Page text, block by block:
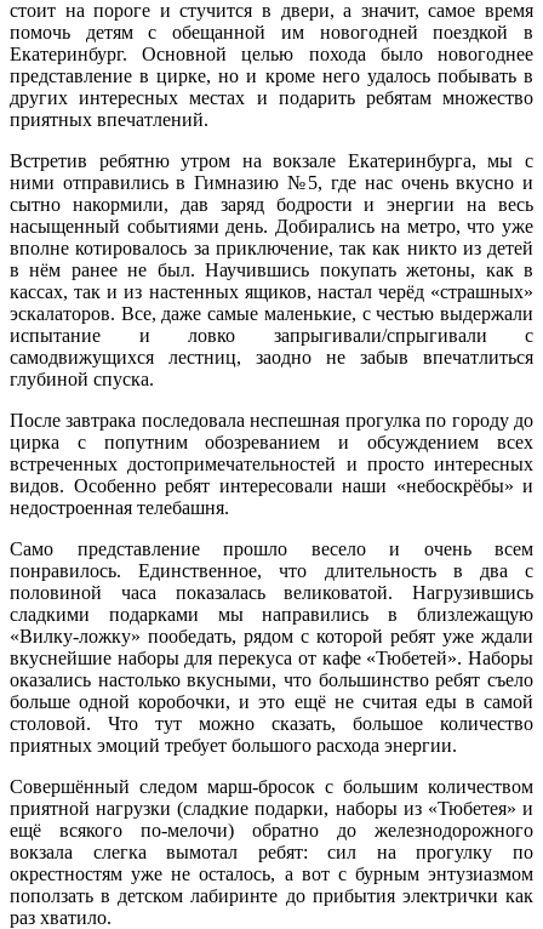
стоит на пороге и стучится в двери, а значит, самое время
помочь детям с обещанной им новогодней поездкой в
Екатеринбург. Основной целью похода было новогоднее
представление в цирке, но и кроме него удалось побывать в
других интересных местах и подарить ребятам множество
приятных впечатлений.
Встретив ребятню утром на вокзале Екатеринбурга, мы с
ними отправились в Гимназию №5, где нас очень вкусно и
сытно накормили, дав заряд бодрости и энергии на весь
насыщенный событиями день. Добирались на метро, что уже
вполне котировалось за приключение, так как никто из детей
в нём ранее не был. Научившись покупать жетоны, как в
кассах, так и из настенных ящиков, настал черёд «страшных»
эскалаторов. Все, даже самые маленькие, с честью выдержали
испытание и ловко запрыгивали/спрыгивали с
самодвижущихся лестниц, заодно не забыв впечатлиться
глубиной спуска.
После завтрака последовала неспешная прогулка по городу до
цирка с попутним обозреванием и обсуждением всех
встреченных достопримечательностей и просто интересных
видов. Особенно ребят интересовали наши «небоскрёбы» и
недостроенная телебашня.
Само представление прошло весело и очень всем
понравилось. Единственное, что длительность в два с
половиной часа показалась великоватой. Нагрузившись
сладкими подарками мы направились в близлежащую
«Вилку-ложку» пообедать, рядом с которой ребят уже ждали
вкуснейшие наборы для перекуса от кафе «Тюбетей». Наборы
оказались настолько вкусными, что большинство ребят съело
больше одной коробочки, и это ещё не считая еды в самой
столовой. Что тут можно сказать, большое количество
приятных эмоций требует большого расхода энергии.
Совершённый следом марш-бросок с большим количеством
приятной нагрузки (сладкие подарки, наборы из «Тюбетея» и
ещё всякого по-мелочи) обратно до железнодорожного
вокзала слегка вымотал ребят: сил на прогулку по
окрестностям уже не осталось, а вот с бурным энтузиазмом
поползать в детском лабиринте до прибытия электрички как
раз хватило.